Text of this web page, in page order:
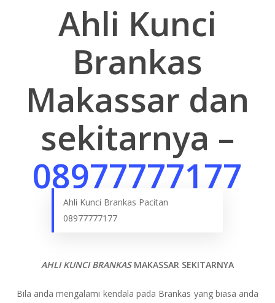
Ahli Kunci
Brankas
Makassar dan
sekitarnya –
08977777177
Ahli Kunci Brankas Pacitan
08977777177
AHLI KUNCI BRANKASMAKASSAR SEKITARNYA
Bila anda mengalami kendala pada Brankas yang biasa anda